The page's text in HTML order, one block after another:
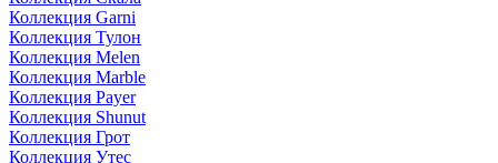
Коллекция Garni
Коллекция Тулон
Коллекция Melen
Коллекция Marble
Коллекция Payer
Коллекция Shunut
Коллекция Грот
Коллекция Утес